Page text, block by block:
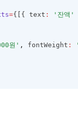
={[{ text : '잔액'
원' , fontWeight :